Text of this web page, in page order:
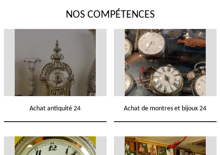
NOS COMPÉTENCES
Achat antiquité 24 Achat de montres et bijoux 24